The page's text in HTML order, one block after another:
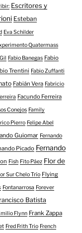
Escritores y
Esteban
Eva Schilder
Quatermass
Fabio Banegas Fabio
Trentini Fabio Zuffanti
Fabián Vera Fabricio
Facundo Ferreira
Conejos Family
Pierro Felipe Abel
Guiomar Fernando
Picado Fernando
Fish Fito Páez Flor de
Sur Chelo Trío Flying
Fontanarrosa Forever
Batista
Flynn Frank Zappa
Fred Frith Trio French